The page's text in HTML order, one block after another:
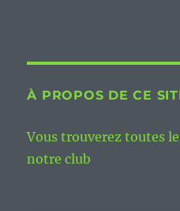
À PROPOS DE CE
Vous trouverez toutes
notre club